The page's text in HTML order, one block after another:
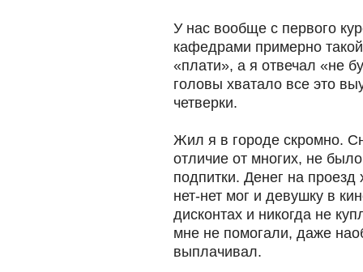
У нас вообще с первого
кафедрами примерно
«плати», а я отвечал «не
головы хватало все это
четверки.
Жил я в городе скромно.
отличие от многих, не
подпитки. Денег на
нет-нет мог и девушку в
дисконтах и никогда не
мне не помогали, даже
выплачивал.